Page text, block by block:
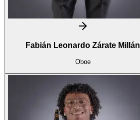
Fabián Leonardo Zárate Millán
Oboe